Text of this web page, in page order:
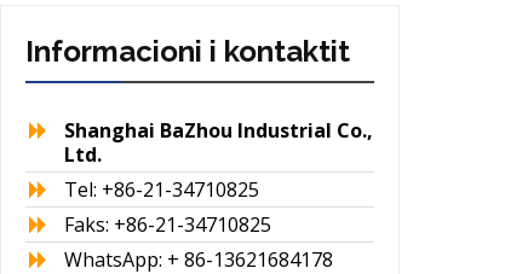
Informacioni i kontaktit
Shanghai BaZhou Industrial Co.,
Ltd.
Tel: +86-21-34710825
Faks: +86-21-34710825
WhatsApp: + 86-13621684178